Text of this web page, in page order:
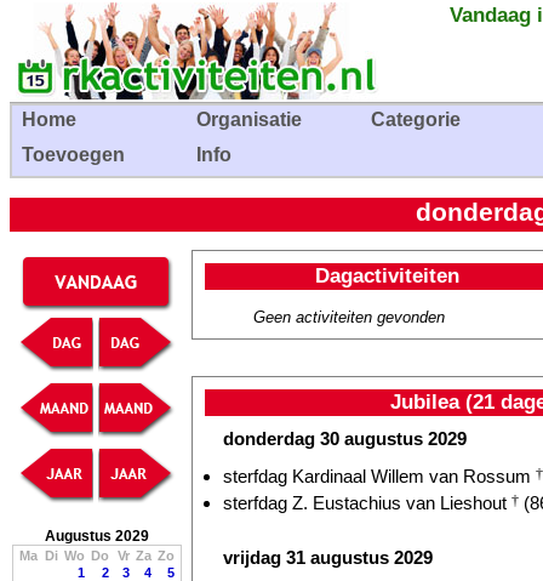
Vandaag
Home Organisatie
Categorie
Toevoegen
Info
Augustus 2029
Ma Di Wo Do Vr Za Zo
1
2 3 4
5
Dagactiviteiten
Geen activiteiten gevonden
Jubilea (21
donderdag 30 augustus 2029
sterfdag Kardinaal Willem van Rossum †
sterfdag Z. Eustachius van Lieshout †
vrijdag 31 augustus 2029